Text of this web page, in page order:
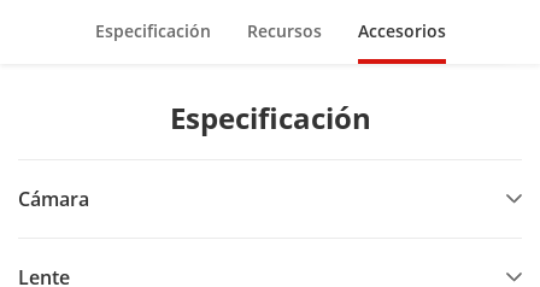
Especificación Recursos Accesorios
Especificación
Cámara
Lente